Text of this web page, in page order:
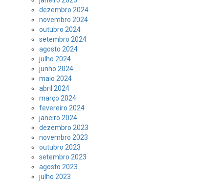
dezembro 2024
novembro 2024
outubro 2024
setembro 2024
agosto 2024
julho 2024
junho 2024
maio 2024
abril 2024
março 2024
fevereiro 2024
janeiro 2024
dezembro 2023
novembro 2023
outubro 2023
setembro 2023
agosto 2023
julho 2023